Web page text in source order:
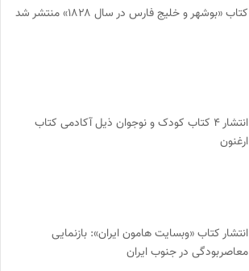
کتاب «بوشهر و خلیج فارس در سال ۱۸۲۸» منتشر شد
انتشار ۴ کتاب کودک و نوجوان ذیل آکادمی کتاب
ارغنون
انتشار کتاب «وبسایت هامون ایران»: بازنمایی
معاصربودگی در جنوب ایران